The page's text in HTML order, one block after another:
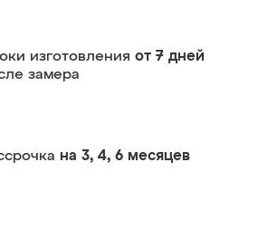
изготовления от 7 дней
замера
на 3, 4, 6 месяцев